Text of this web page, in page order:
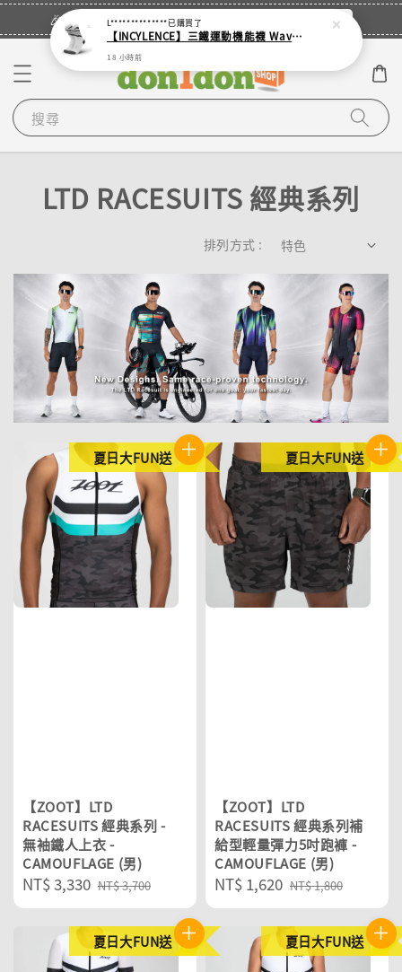
🎉登入會員・領取您的專屬折扣券！ 立即登入
搜尋
LTD RACESUITS 經典系列
排列方式 :
夏日大FUN送
【ZOOT】LTD
RACESUITS 經典系列 -
無袖鐵人上衣 -
CAMOUFLAGE (男)
Sale
price
NT$ 3,330 Regular
price
NT$ 3,700
夏日大FUN送
【ZOOT】LTD
RACESUITS 經典系列補
給型輕量彈力5吋跑褲 -
CAMOUFLAGE (男)
Sale
price
NT$ 1,620 Regular
price
NT$ 1,800
夏日大FUN送 夏日大FUN送
L**************已購買了
【INCYLENCE】三鐵運動機能襪 Waves White
18 小時前